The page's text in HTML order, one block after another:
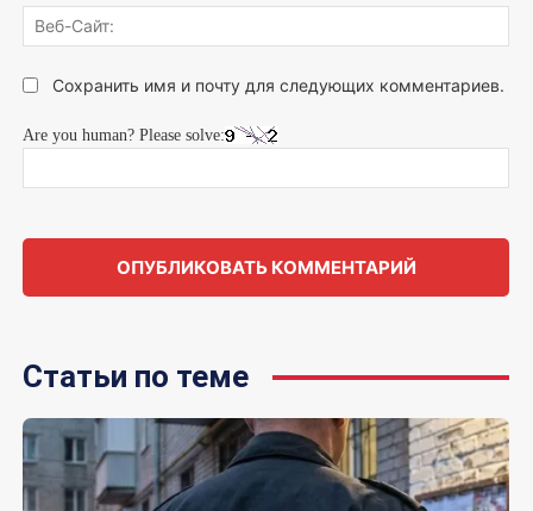
Сохранить имя и почту для следующих комментариев.
Are you human? Please solve:
Статьи по теме